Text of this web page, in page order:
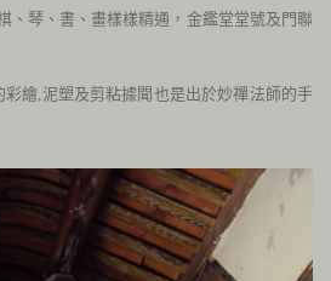
、琴、書、畫樣樣精通，金鑑堂堂號及門聯
繪,泥塑及剪粘據聞也是出於妙禪法師的手